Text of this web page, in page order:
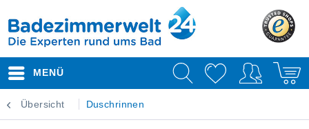
MENÜ
Übersicht Duschrinnen